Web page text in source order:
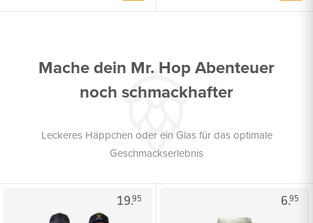
Mache dein Mr. Hop Abenteuer
noch schmackhafter
Leckeres Häppchen oder ein Glas für das optimale
Geschmackserlebnis
19.95 6.95